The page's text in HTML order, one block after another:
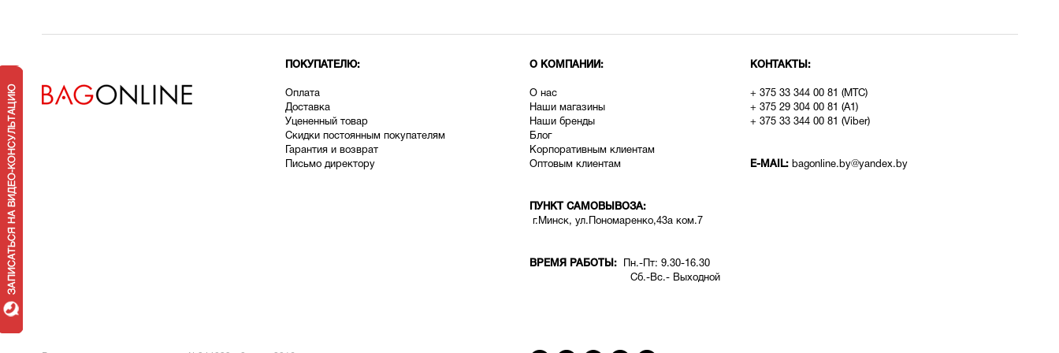
ПОКУПАТЕЛЮ:
Оплата
Доставка
Уцененный товар
Скидки постоянным покупателям
Гарантия и возврат
Письмо директору
О КОМПАНИИ:
О нас
Наши магазины
Наши бренды
Блог
Корпоративным клиентам
Оптовым клиентам
ПУНКТ САМОВЫВОЗА:
г.Минск, ул.Пономаренко,43а ком.7
ВРЕМЯ РАБОТЫ: Пн.-Пт: 9.30-16.30
Сб.-Вс.- Выходной
КОНТАКТЫ:
+ 375 33 344 00 81 (МТС)
+ 375 29 304 00 81 (A1)
+ 375 33 344 00 81 (Viber)
E-MAIL: bagonline.by@yandex.by